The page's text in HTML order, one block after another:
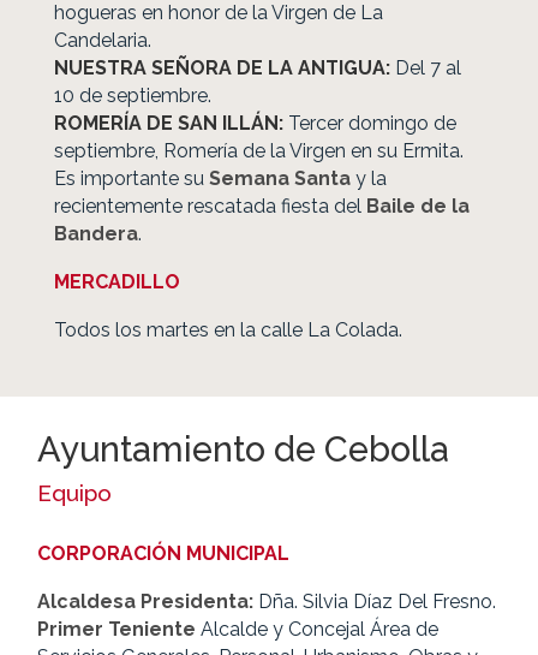
hogueras en honor de la Virgen de La
Candelaria.
NUESTRA SEÑORA DE LA ANTIGUA:Del 7 al
10 de septiembre.
ROMERÍA DE SAN ILLÁN:Tercer domingo de
septiembre, Romería de la Virgen en su Ermita.
Es importante su Semana Santay la
recientemente rescatada fiesta del Baile de la
Bandera.
MERCADILLO
Todos los martes en la calle La Colada.
Ayuntamiento de Cebolla
Equipo
CORPORACIÓN MUNICIPAL
Alcaldesa Presidenta: Dña. Silvia Díaz Del Fresno.
Primer TenienteAlcalde y Concejal Área de